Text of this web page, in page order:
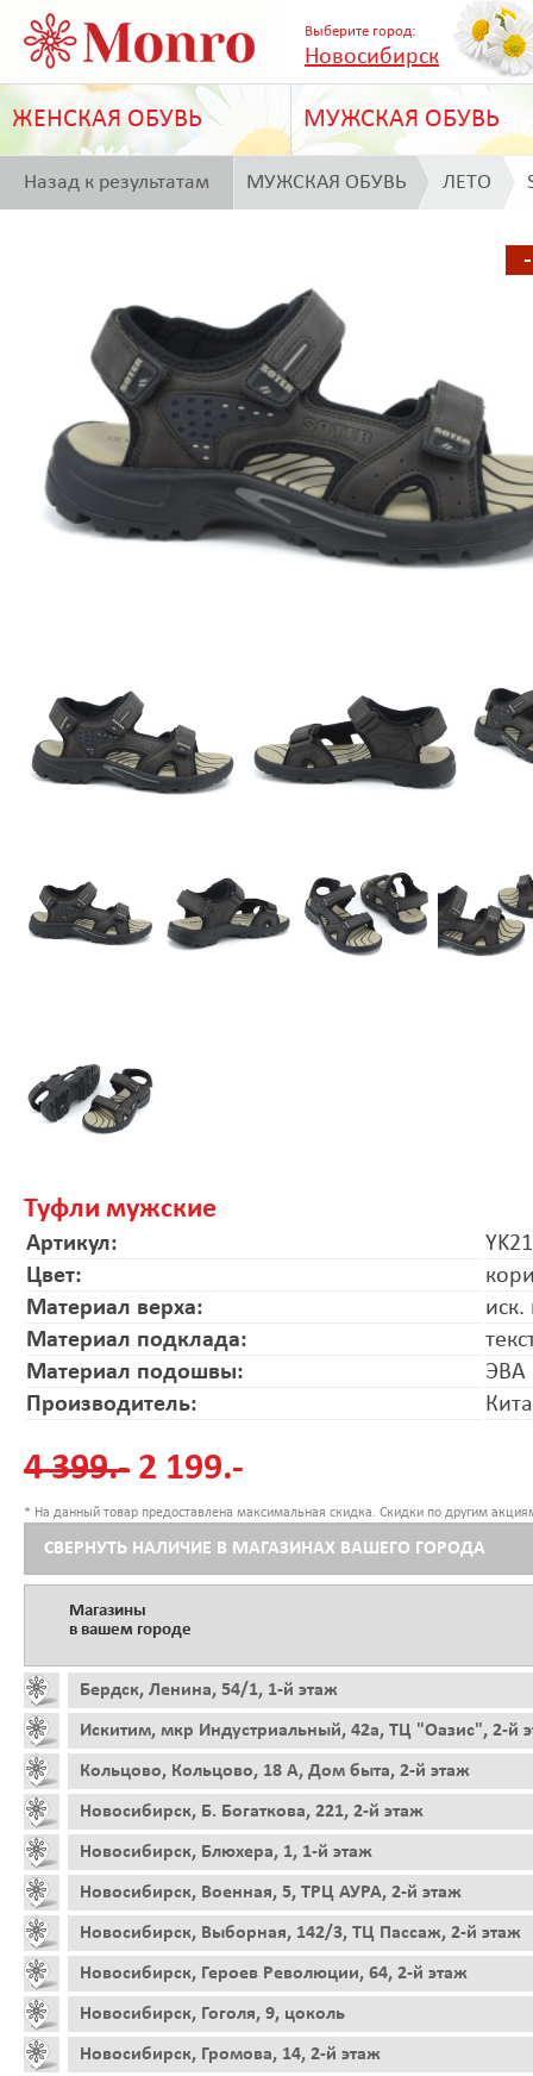
Выберите город:
Новосибирск
ЖЕНСКАЯ ОБУВЬ МУЖСКАЯ ОБУВЬ
Назад к результатам МУЖСКАЯ ОБУВЬ ЛЕТО
Туфли мужские
Артикул:
Цвет:
Материал верха:
Материал подклада:
Материал подошвы:
ЭВА
Производитель:
4 399.- 2 199.-
* На данный товар предоставлена максимальная скидка. Скидки по другим
СВЕРНУТЬ НАЛИЧИЕ В МАГАЗИНАХ ВАШЕГО ГОРОДА
Магазины
в вашем городе
Бердск, Ленина, 54/1, 1-й этаж
Искитим, мкр Индустриальный, 42а, ТЦ "Оазис", 2-й
Кольцово, Кольцово, 18 А, Дом быта, 2-й этаж
Новосибирск, Б. Богаткова, 221, 2-й этаж
Новосибирск, Блюхера, 1, 1-й этаж
Новосибирск, Военная, 5, ТРЦ АУРА, 2-й этаж
Новосибирск, Выборная, 142/3, ТЦ Пассаж, 2-й этаж
Новосибирск, Героев Революции, 64, 2-й этаж
Новосибирск, Гоголя, 9, цоколь
Новосибирск, Громова, 14, 2-й этаж